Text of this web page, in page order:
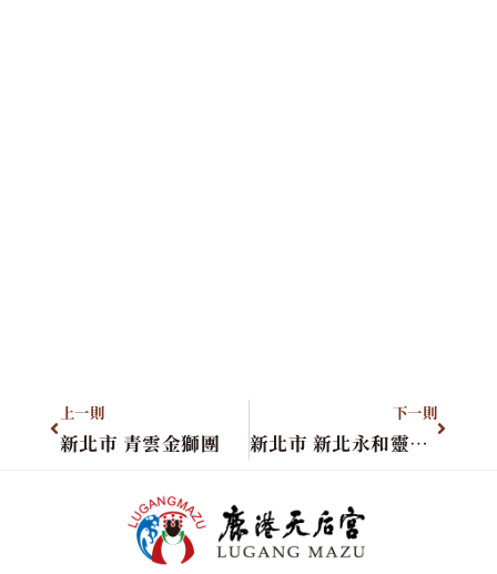
上一則
新北市 青雲金獅團
下一則
新北市 新北永和靈源宮